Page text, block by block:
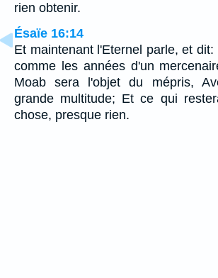
rien obtenir.
Ésaïe 16:14
Et maintenant l'Eternel parle, et dit:
comme les années d'un
Moab sera l'objet du mépris,
grande multitude; Et ce qui
chose, presque rien.